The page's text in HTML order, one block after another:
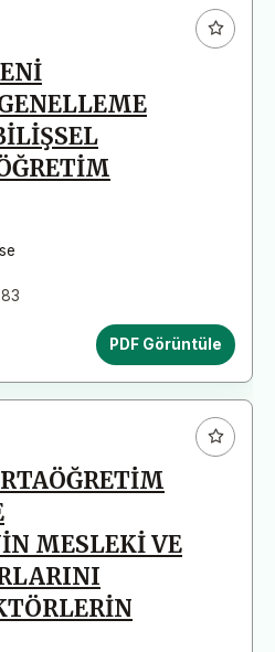
PDF Görüntüle
MESLEKİ VE